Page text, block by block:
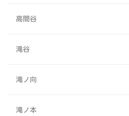
高間谷
滝谷
滝ノ向
滝ノ本